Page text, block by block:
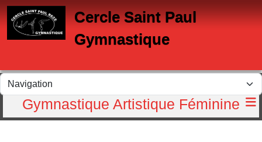
Cercle Saint Paul
Gymnastique
Gymnastique Artistique Féminine
Panneau de gestion des cookies